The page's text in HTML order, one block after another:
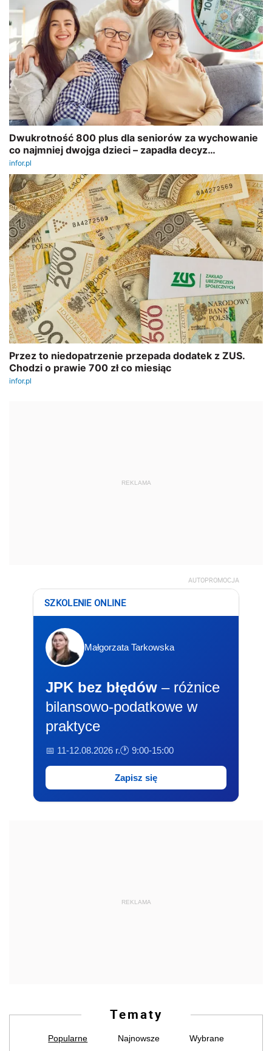
REKLAMA
AUTOPROMOCJA
SZKOLENIE ONLINE
Małgorzata Tarkowska
JPK bez błędów – różnice
bilansowo-podatkowe w
praktyce
📅 11-12.08.2026 r.🕐 9:00-15:00
Zapisz się
REKLAMA
Tematy
Popularne Najnowsze Wybrane